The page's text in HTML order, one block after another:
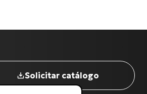
Solicitar catálogo
*